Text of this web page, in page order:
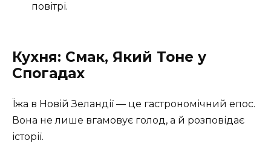
повітрі.
Кухня: Смак, Який Тоне у
Спогадах
Їжа в Новій Зеландії — це гастрономічний епос.
Вона не лише вгамовує голод, а й розповідає
історії.